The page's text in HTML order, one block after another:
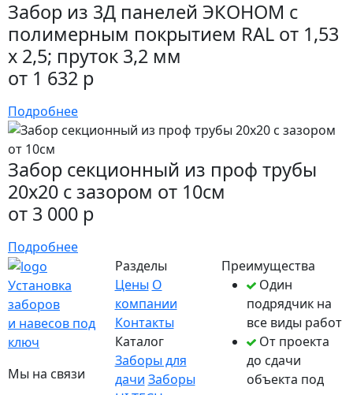
Забор из 3Д панелей ЭКОНОМ с
полимерным покрытием RAL от 1,53
х 2,5; пруток 3,2 мм
от 1 632 р
Подробнее
Забор секционный из проф трубы
20х20 с зазором от 10см
от 3 000 р
Подробнее
Установка
заборов
и навесов под
ключ
Мы на связи
Разделы
Цены О
компании
Контакты
Каталог
Заборы для
дачи Заборы
Преимущества
Один
подрядчик на
все виды работ
От проекта
до сдачи
объекта под